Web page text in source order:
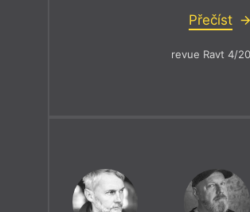
Přečíst
revue Ravt 4/